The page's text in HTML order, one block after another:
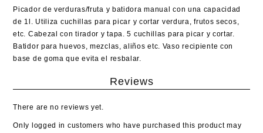
Picador de verduras/fruta y batidora manual con una capacidad
de 1l. Utiliza cuchillas para picar y cortar verdura, frutos secos,
etc. Cabezal con tirador y tapa. 5 cuchillas para picar y cortar.
Batidor para huevos, mezclas, aliños etc. Vaso recipiente con
base de goma que evita el resbalar.
Reviews
There are no reviews yet.
Only logged in customers who have purchased this product may